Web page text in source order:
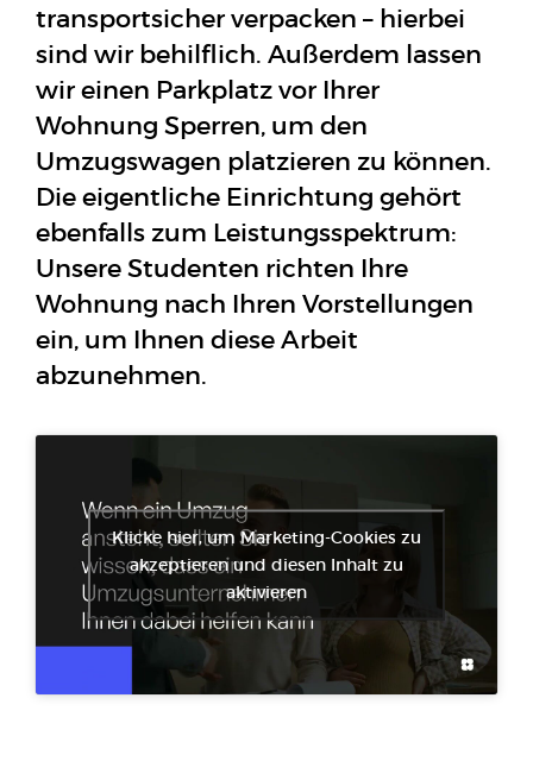
transportsicher verpacken – hierbei
sind wir behilflich. Außerdem lassen
wir einen Parkplatz vor Ihrer
Wohnung Sperren, um den
Umzugswagen platzieren zu können.
Die eigentliche Einrichtung gehört
ebenfalls zum Leistungsspektrum:
Unsere Studenten richten Ihre
Wohnung nach Ihren Vorstellungen
ein, um Ihnen diese Arbeit
abzunehmen.
Klicke hier, um Marketing-Cookies zu
akzeptieren und diesen Inhalt zu
aktivieren